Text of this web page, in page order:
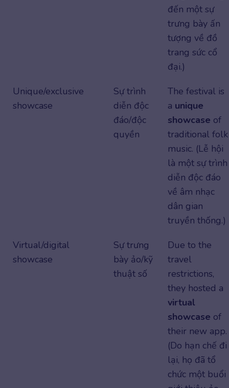
đến một sự
trưng bày ấn
tượng về đồ
trang sức cổ
đại.)
Unique/exclusive
showcase
Sự trình
diễn độc
đáo/độc
quyền
The festival is
a unique
showcase of
traditional folk
music. (Lễ hội
là một sự trình
diễn độc đáo
về âm nhạc
dân gian
truyền thống.)
Virtual/digital
showcase
Sự trưng
bày ảo/kỹ
thuật số
Due to the
travel
restrictions,
they hosted a
virtual
showcase of
their new app.
(Do hạn chế đi
lại, họ đã tổ
chức một buổi